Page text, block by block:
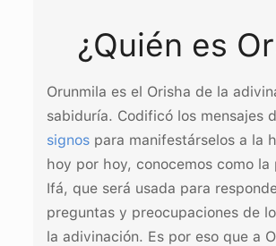
¿Quién es
Orunmila es el Orisha de la
sabiduría. Codificó los mensajes
signospara manifestárselos a la
hoy por hoy, conocemos como
Ifá, que será usada para
preguntas y preocupaciones de
la adivinación. Es por eso que a